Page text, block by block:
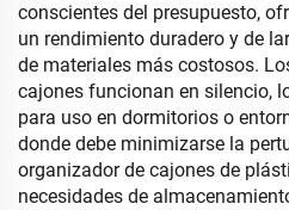
conscientes del presupuesto,
un rendimiento duradero y de
de materiales más costosos.
cajones funcionan en silencio,
para uso en dormitorios o
donde debe minimizarse la
organizador de cajones de
necesidades de